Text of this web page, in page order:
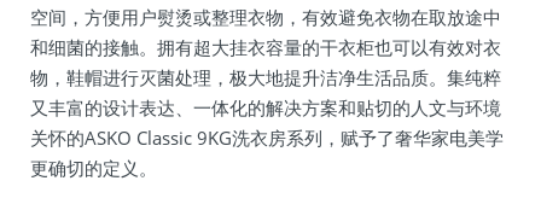
空间，方便用户熨烫或整理衣物，有效避免衣物在取放途中
和细菌的接触。拥有超大挂衣容量的干衣柜也可以有效对衣
物，鞋帽进行灭菌处理，极大地提升洁净生活品质。集纯粹
又丰富的设计表达、一体化的解决方案和贴切的人文与环境
关怀的ASKO Classic 9KG洗衣房系列，赋予了奢华家电美学
更确切的定义。